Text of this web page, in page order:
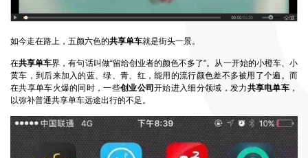
如今走在路上，五颜六色的共享单车就是街头一景。
在共享单车界，有句话叫做“留给创业者的颜色不多了”。从一开始的小橙车、小
黄车，到后来加入的蓝、绿、青、红，能用的流行颜色差不多被用了个遍。而
在共享单车火爆的同时，一些创业公司开始进入细分领域，发力共享电单车 ，
以弥补普通共享单车远途出行的不足。